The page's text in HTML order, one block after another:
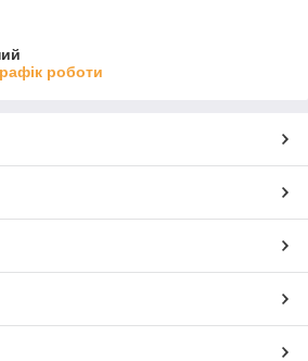
роботи